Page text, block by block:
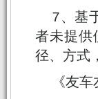
7、基
者未提供
径、方式
《友